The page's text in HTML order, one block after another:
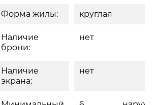
Форма жилы: круглая
Наличие
брони:
нет
Наличие
экрана:
нет